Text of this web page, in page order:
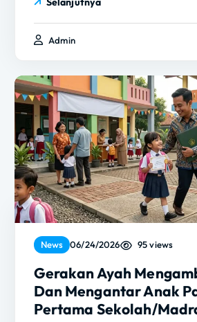
Admin
News 06/24/2026 95 views
Gerakan Ayah
Dan Mengantar Anak
Pertama Sekolah/